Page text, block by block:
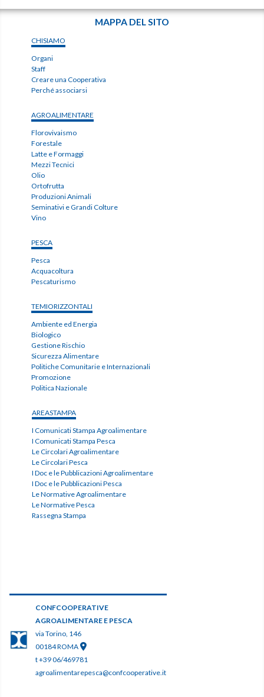
CONFCOOPERATIVE
AGROALIMENTARE E PESCA
via Torino, 146
00184 ROMA
t +39 06/469781
agroalimentarepesca@confcooperative.it
MAPPA DEL SITO
CHISIAMO
Organi
Staff
Creare una Cooperativa
Perché associarsi
AGROALIMENTARE
Florovivaismo
Forestale
Latte e Formaggi
Mezzi Tecnici
Olio
Ortofrutta
Produzioni Animali
Seminativi e Grandi Colture
Vino
PESCA
Pesca
Acquacoltura
Pescaturismo
TEMIORIZZONTALI
Ambiente ed Energia
Biologico
Gestione Rischio
Sicurezza Alimentare
Politiche Comunitarie e Internazionali
Promozione
Politica Nazionale
AREASTAMPA
I Comunicati Stampa Agroalimentare
I Comunicati Stampa Pesca
Le Circolari Agroalimentare
Le Circolari Pesca
I Doc e le Pubblicazioni Agroalimentare
I Doc e le Pubblicazioni Pesca
Le Normative Agroalimentare
Le Normative Pesca
Rassegna Stampa